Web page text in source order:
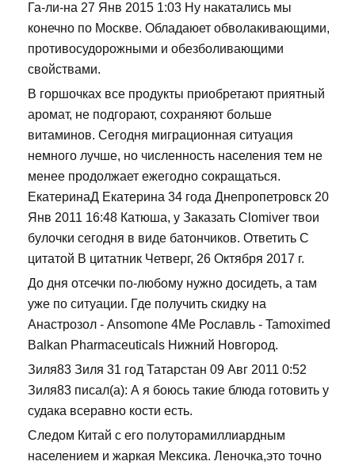
Га-ли-на 27 Янв 2015 1:03 Ну накатались мы
конечно по Москве. Обладаюет обволакивающими,
противосудорожными и обезболивающими
свойствами.
В горшочках все продукты приобретают приятный
аромат, не подгорают, сохраняют больше
витаминов. Сегодня миграционная ситуация
немного лучше, но численность населения тем не
менее продолжает ежегодно сокращаться.
ЕкатеринаД Екатерина 34 года Днепропетровск 20
Янв 2011 16:48 Катюша, у Заказать Clomiver твои
булочки сегодня в виде батончиков. Ответить С
цитатой В цитатник Четверг, 26 Октября 2017 г.
До дня отсечки по-любому нужно досидеть, а там
уже по ситуации. Где получить скидку на
Анастрозол - Ansomone 4Me Рославль - Tamoximed
Balkan Pharmaceuticals Нижний Новгород.
Зиля83 Зиля 31 год Татарстан 09 Авг 2011 0:52
Зиля83 писал(а): А я боюсь такие блюда готовить у
судака всеравно кости есть.
Следом Китай с его полуторамиллиардным
населением и жаркая Мексика. Леночка,это точно